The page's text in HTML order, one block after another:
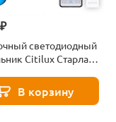
светодиодный
Citilux Старлайт
В корзину